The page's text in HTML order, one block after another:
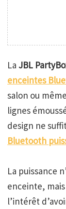
La JBL
enceintes
salon ou
lignes
design ne
Bluetooth
La puissance
enceinte,
l’intérêt